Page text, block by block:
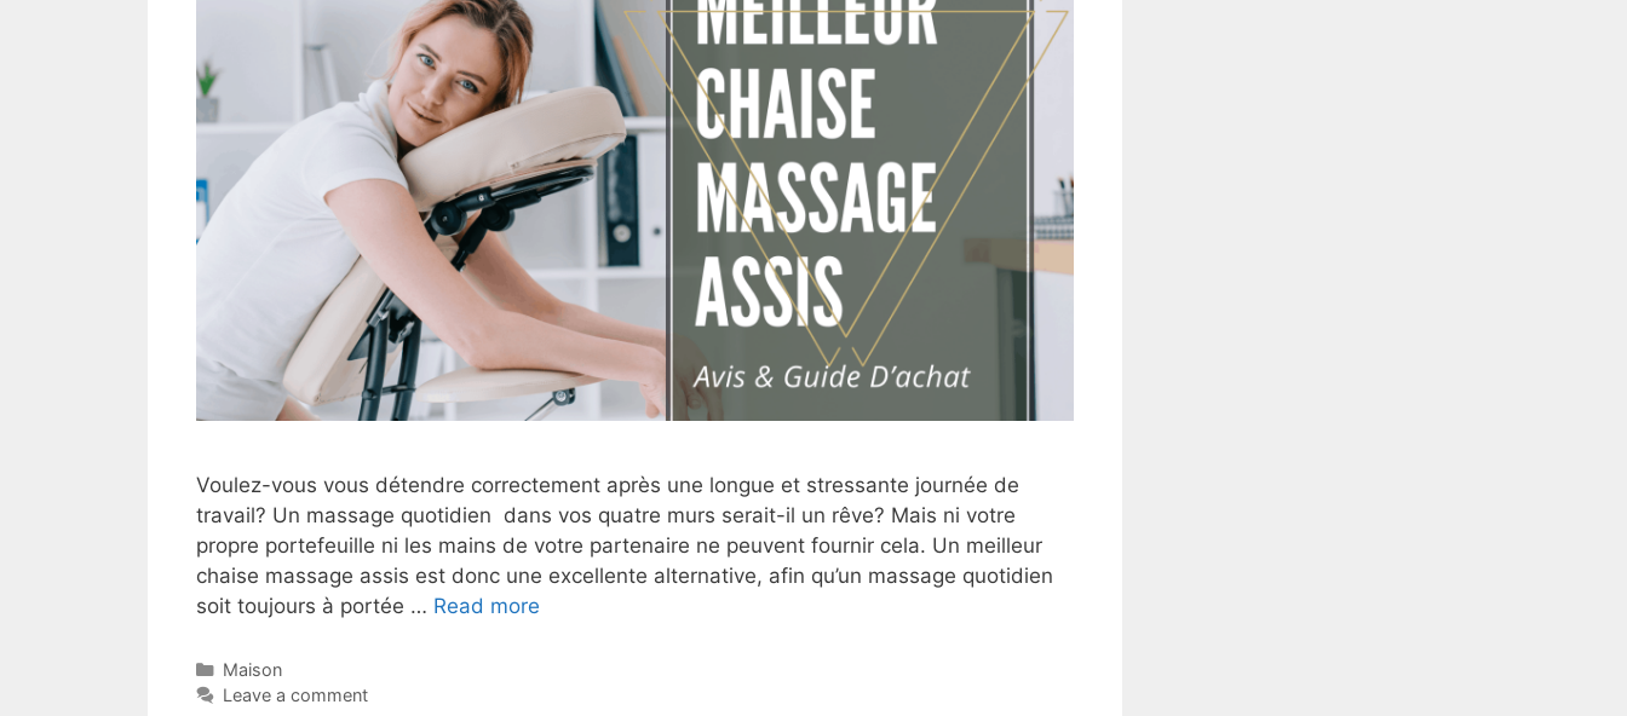
Voulez-vous vous détendre correctement après une longue et stressante journée de
travail? Un massage quotidien dans vos quatre murs serait-il un rêve? Mais ni votre
propre portefeuille ni les mains de votre partenaire ne peuvent fournir cela. Un meilleur
chaise massage assis est donc une excellente alternative, afin qu’un massage quotidien
soit toujours à portée … Read more
Maison
Leave a comment